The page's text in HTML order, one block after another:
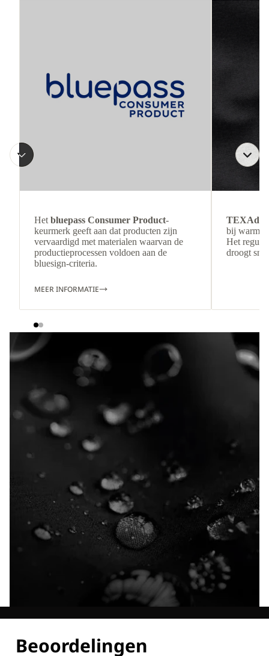
Het bluepass Consumer Product-
keurmerk geeft aan dat producten zijn
vervaardigd met materialen waarvan de
productieprocessen voldoen aan de
bluesign-criteria.
MEER INFORMATIE
TEXAdri
bij warmer
Het
droogt